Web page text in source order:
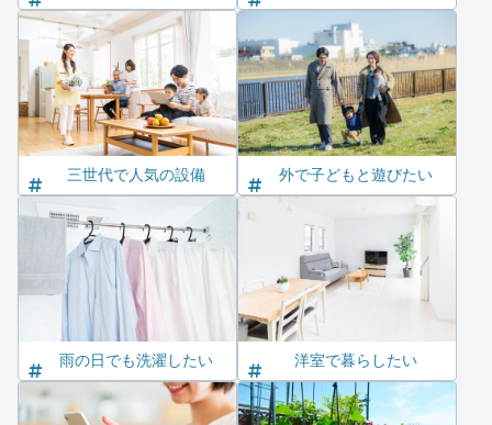
三世代で人気の設備 外で子どもと遊びたい
雨の日でも洗濯したい 洋室で暮らしたい